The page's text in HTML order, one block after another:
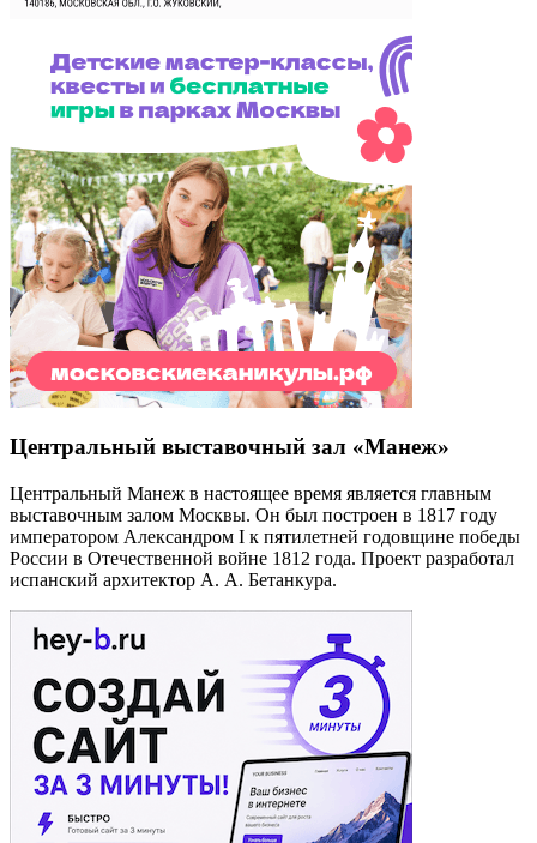
Центральный выставочный зал «Манеж»
Центральный Манеж в настоящее время является главным
выставочным залом Москвы. Он был построен в 1817 году
императором Александром I к пятилетней годовщине победы
России в Отечественной войне 1812 года. Проект разработал
испанский архитектор А. А. Бетанкура.